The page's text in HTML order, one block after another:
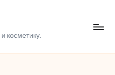
косметику.